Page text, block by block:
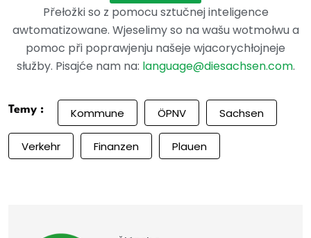
Přełožki so z pomocu sztučnej inteligence
awtomatizowane. Wjeselimy so na wašu wotmołwu a
pomoc při poprawjenju našeje wjacorychłojneje
słužby. Pisajće nam na: language@diesachsen.com.
Temy : Kommune ÖPNV Sachsen
Verkehr Finanzen Plauen